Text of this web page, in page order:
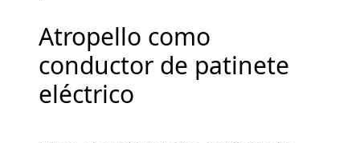
Atropello como
conductor de patinete
eléctrico